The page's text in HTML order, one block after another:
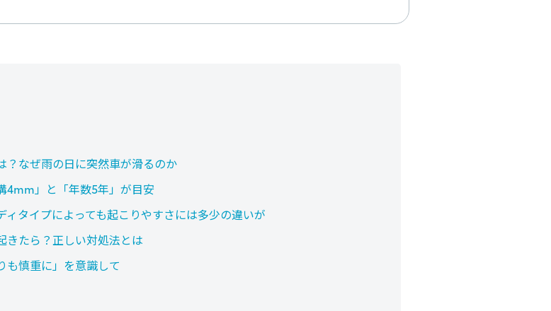
？なぜ雨の日に突然車が滑るのか
4mm」と「年数5年」が目安
タイプによっても起こりやすさには多少の違いが
きたら？正しい対処法とは
も慎重に」を意識して